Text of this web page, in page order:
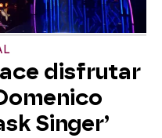
disfrutar
Singer’